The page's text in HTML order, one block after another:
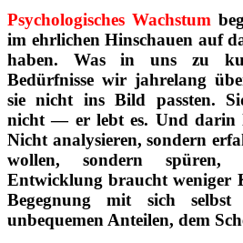
Psychologisches Wachstum
im ehrlichen Hinschauen auf
haben. Was in uns zu
Bedürfnisse wir jahrelang
sie nicht ins Bild passten.
nicht — er lebt es. Und darin
Nicht analysieren, sondern
wollen, sondern spüren,
Entwicklung braucht weniger
Begegnung mit sich
unbequemen Anteilen, dem